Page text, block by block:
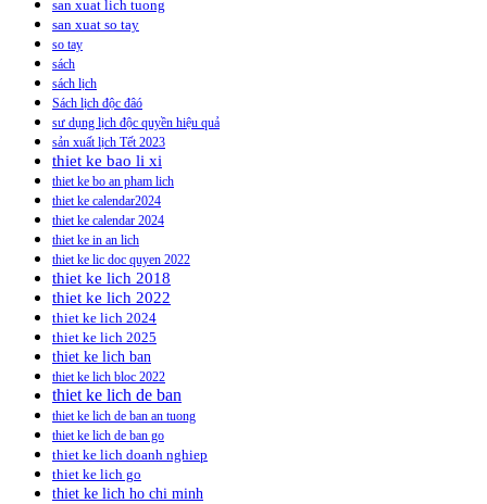
san xuat lich tuong
san xuat so tay
so tay
sách
sách lịch
Sách lịch độc đâó
sư dụng lịch độc quyền hiệu quả
sản xuất lịch Tết 2023
thiet ke bao li xi
thiet ke bo an pham lich
thiet ke calendar2024
thiet ke calendar 2024
thiet ke in an lich
thiet ke lic doc quyen 2022
thiet ke lich 2018
thiet ke lich 2022
thiet ke lich 2024
thiet ke lich 2025
thiet ke lich ban
thiet ke lich bloc 2022
thiet ke lich de ban
thiet ke lich de ban an tuong
thiet ke lich de ban go
thiet ke lich doanh nghiep
thiet ke lich go
thiet ke lich ho chi minh